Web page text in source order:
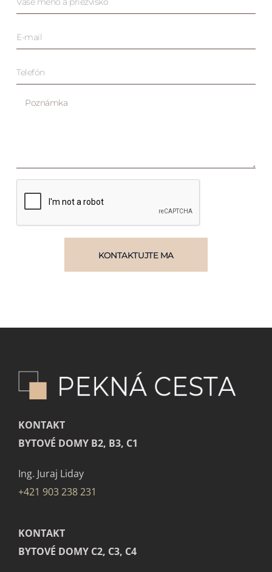
KONTAKTUJTE MA
KONTAKT
BYTOVÉ DOMY B2, B3, C1
Ing. Juraj Liday
+421 903 238 231
KONTAKT
BYTOVÉ DOMY C2, C3, C4